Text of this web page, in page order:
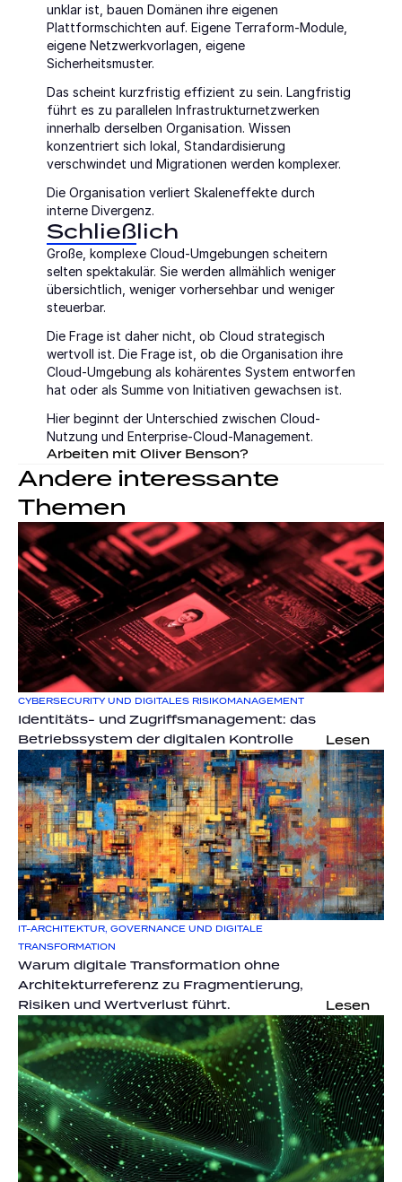
unklar ist, bauen Domänen ihre eigenen
Plattformschichten auf. Eigene Terraform-Module,
eigene Netzwerkvorlagen, eigene
Sicherheitsmuster.
Das scheint kurzfristig effizient zu sein. Langfristig
führt es zu parallelen Infrastrukturnetzwerken
innerhalb derselben Organisation. Wissen
konzentriert sich lokal, Standardisierung
verschwindet und Migrationen werden komplexer.
Die Organisation verliert Skaleneffekte durch
interne Divergenz.
Schließlich
Große, komplexe Cloud-Umgebungen scheitern
selten spektakulär. Sie werden allmählich weniger
übersichtlich, weniger vorhersehbar und weniger
steuerbar.
Die Frage ist daher nicht, ob Cloud strategisch
wertvoll ist. Die Frage ist, ob die Organisation ihre
Cloud-Umgebung als kohärentes System entworfen
hat oder als Summe von Initiativen gewachsen ist.
Hier beginnt der Unterschied zwischen Cloud-
Nutzung und Enterprise-Cloud-Management.
Arbeiten mit Oliver Benson?
Andere interessante
Themen
CYBERSECURITY UND DIGITALES RISIKOMANAGEMENT
Identitäts- und Zugriffsmanagement: das
Betriebssystem der digitalen Kontrolle
Lesen
IT-ARCHITEKTUR, GOVERNANCE UND DIGITALE
TRANSFORMATION
Warum digitale Transformation ohne
Architekturreferenz zu Fragmentierung,
Risiken und Wertverlust führt.
Lesen